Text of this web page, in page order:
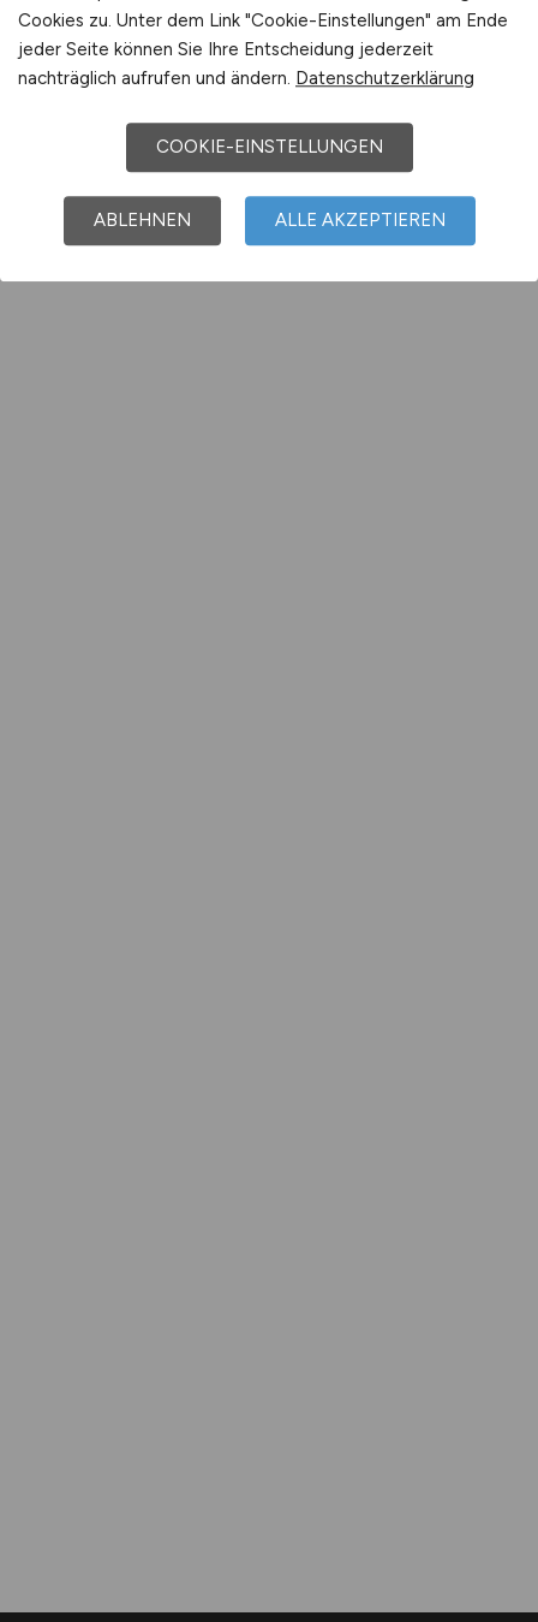
Cookies zu. Unter dem Link "Cookie-Einstellungen" am Ende
jeder Seite können Sie Ihre Entscheidung jederzeit
nachträglich aufrufen und ändern. Datenschutzerklärung
COOKIE-EINSTELLUNGEN
ABLEHNEN ALLE AKZEPTIEREN